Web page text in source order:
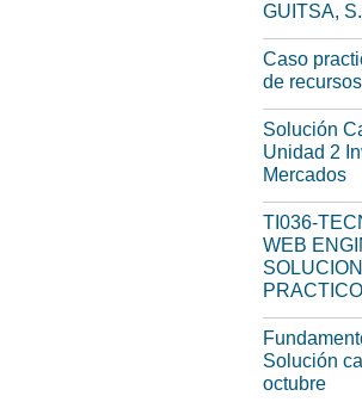
GUITSA,
Caso
de
Solución
Unidad 2
Mercados
TI036-
WEB
PRACTICO
Solución
octubre